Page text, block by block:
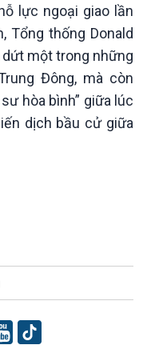
luận
lực ngoại giao lần
Tổng thống Donald
một trong những
Đông, mà còn
hòa bình” giữa lúc
dịch bầu cử giữa